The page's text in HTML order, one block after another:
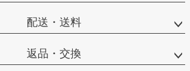
配送・送料
返品・交換